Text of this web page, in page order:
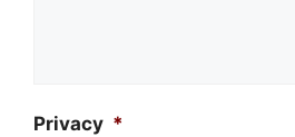
Privacy *